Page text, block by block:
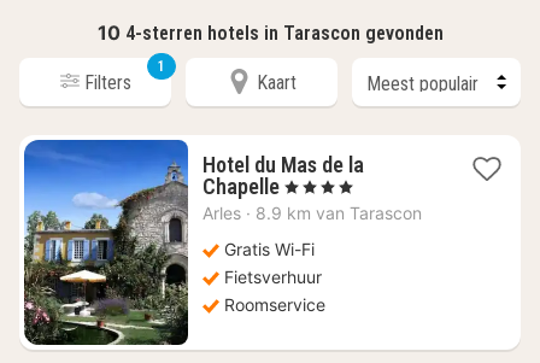
10 4-sterren hotels in Tarascon gevonden
Filters
1
Kaart
Hotel du Mas de la
Chapelle1
nacht
€
170,66
, 4 Sterren
Arles · 8.9 km van Tarascon
Gratis Wi-Fi
Fietsverhuur
Roomservice